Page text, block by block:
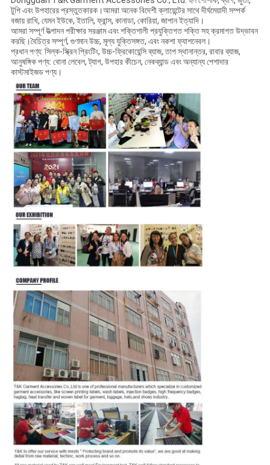
টুপি এবং উপহারের প্রস্তুতকারক।আমরা অনেক বিদেশী ক্লায়েন্টের সাথে দীর্ঘমেয়াদী সম্পর্ক
বজায় রাখি, যেমন ইউকে, ইতালি, ফ্রান্স, কানাডা, কোরিয়া, জাপান ইত্যাদি।
আমরা সম্পূর্ণ উত্পাদন পরীক্ষার সরঞ্জাম এবং শক্তিশালী প্রযুক্তিগত শক্তি সহ ক্রমাগত উদ্ভাবন
করছি।বৈচিত্র সম্পূর্ণ, গুণমান উচ্চ, মূল্য যুক্তিসঙ্গত, এবং নকশা ফ্যাশনেবল।
প্রধান পণ্য: সিল্ক-স্ক্রিন প্রিংটিং, উচ্চ-ফ্রিকোয়েন্সি ব্যাজ, তাপ স্থানান্তর, রাবার ব্যাজ,
আনুষঙ্গিক পণ্য: বোনা লেবেল, ট্যাগ, উপহার কীচেন, নেকব্যান্ড এবং অন্যান্য পেশাদার
কাস্টমাইজড পণ্য।